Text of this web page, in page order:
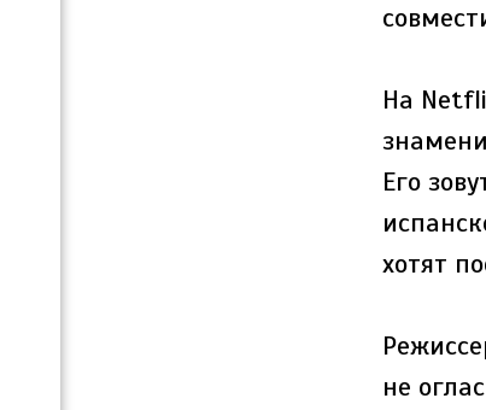
На
Его
хотят
не